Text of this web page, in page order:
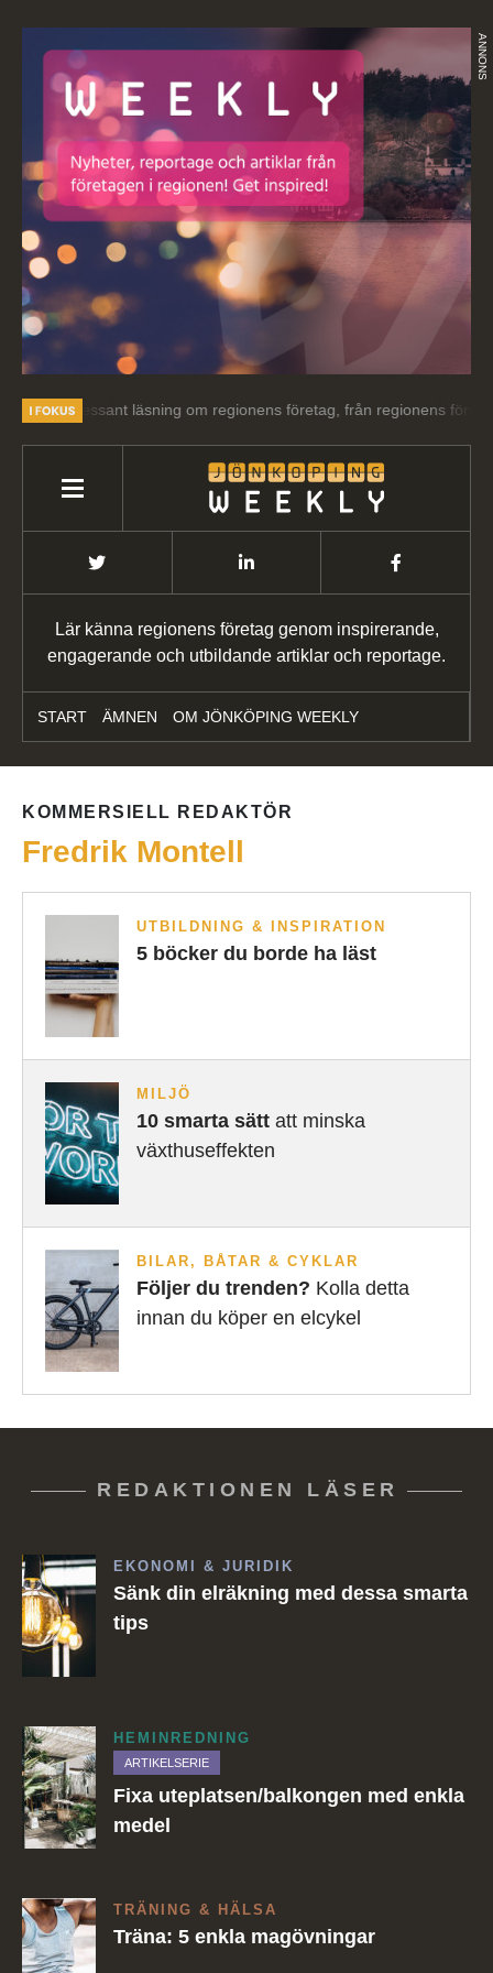
ANNONS
läsning om regionens företag, från regionens företag.
Lär känna regionens företag genom inspirerande,
engagerande och utbildande artiklar och reportage.
START ÄMNEN OM JÖNKÖPING WEEKLY
KOMMERSIELL REDAKTÖR
Fredrik Montell
UTBILDNING & INSPIRATION
5 böcker du borde ha läst
MILJÖ
10 smarta sätt att minska
växthuseffekten
BILAR, BÅTAR & CYKLAR
Följer du trenden? Kolla detta
innan du köper en elcykel
REDAKTIONEN LÄSER
EKONOMI & JURIDIK
Sänk din elräkning med dessa smarta
tips
HEMINREDNING
ARTIKELSERIE
Fixa uteplatsen/balkongen med enkla
medel
TRÄNING & HÄLSA
Träna: 5 enkla magövningar